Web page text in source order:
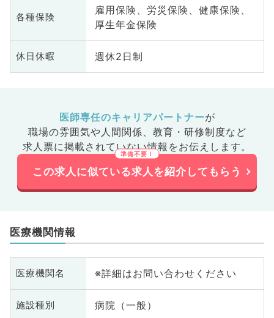
各種保険
雇用保険、労災保険、健康保険、
厚生年金保険
休日休暇 週休2日制
医師専任のキャリアパートナーが
職場の雰囲気や人間関係、 教育・研修制度など
求人票に掲載されていない情報をお伝えします。
この求人に似ている求人を紹介してもらう
医療機関情報
医療機関名 ※詳細はお問い合わせください
施設種別 病院（一般）